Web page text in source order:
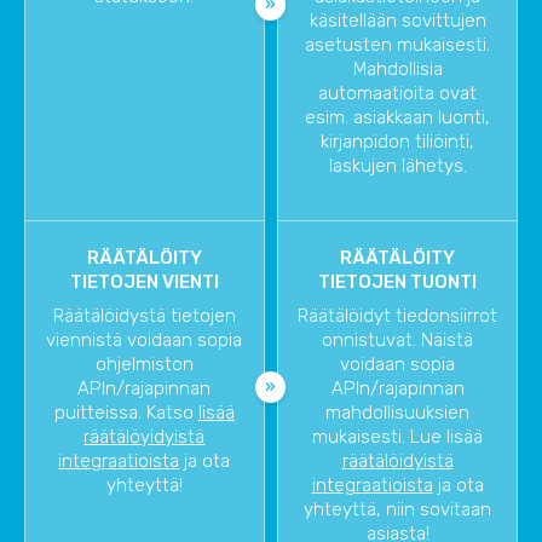
käsitellään sovittujen
asetusten mukaisesti.
Mahdollisia
automaatioita ovat
esim. asiakkaan luonti,
kirjanpidon tiliöinti,
laskujen lähetys.
RÄÄTÄLÖITY
TIETOJEN VIENTI
Räätälöidystä tietojen
viennistä voidaan sopia
ohjelmiston
APIn/rajapinnan
puitteissa. Katso lisää
räätälöyidyistä
integraatioista ja ota
yhteyttä!
RÄÄTÄLÖITY
TIETOJEN TUONTI
Räätälöidyt tiedonsiirrot
onnistuvat. Näistä
voidaan sopia
APIn/rajapinnan
mahdollisuuksien
mukaisesti. Lue lisää
räätälöidyistä
integraatioista ja ota
yhteyttä, niin sovitaan
asiasta!